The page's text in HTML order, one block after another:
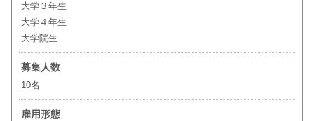
大学３年生
大学４年生
大学院生
募集人数
10名
雇用形態